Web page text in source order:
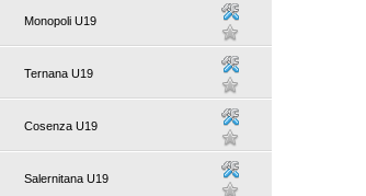
Monopoli U19
Ternana U19
Cosenza U19
Salernitana U19